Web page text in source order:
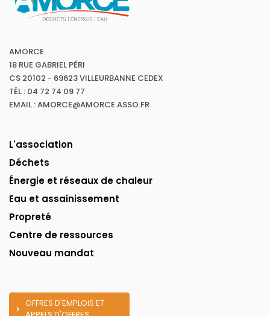
AMORCE
18 RUE GABRIEL PÉRI
CS 20102 - 69623 VILLEURBANNE CEDEX
TÉL : 04 72 74 09 77
EMAIL : AMORCE@AMORCE.ASSO.FR
L'association
Déchets
Énergie et réseaux de chaleur
Eau et assainissement
Propreté
Centre de ressources
Nouveau mandat
OFFRES D'EMPLOIS ET